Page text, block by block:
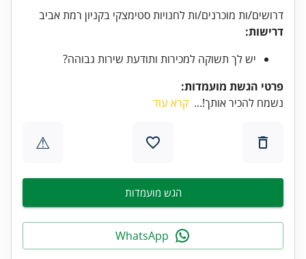
דרושים/ות מוכרנים/ות לחנויות סטימצקי בקניון רמת אביב
דרישות:
יש לך תשוקה למכירות ותודעת שירות גבוהה?
פרטי הגשת מועמדות:
נשמח להכיר אותך!... קרא עוד
⚠
הגש מועמדות